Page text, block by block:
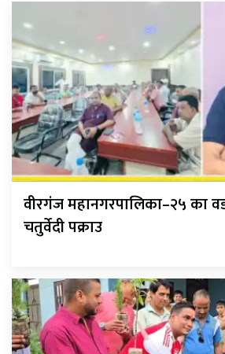
वीरगंज महानगरपालिका–२५ का
चतुर्वेदी पक्राउ